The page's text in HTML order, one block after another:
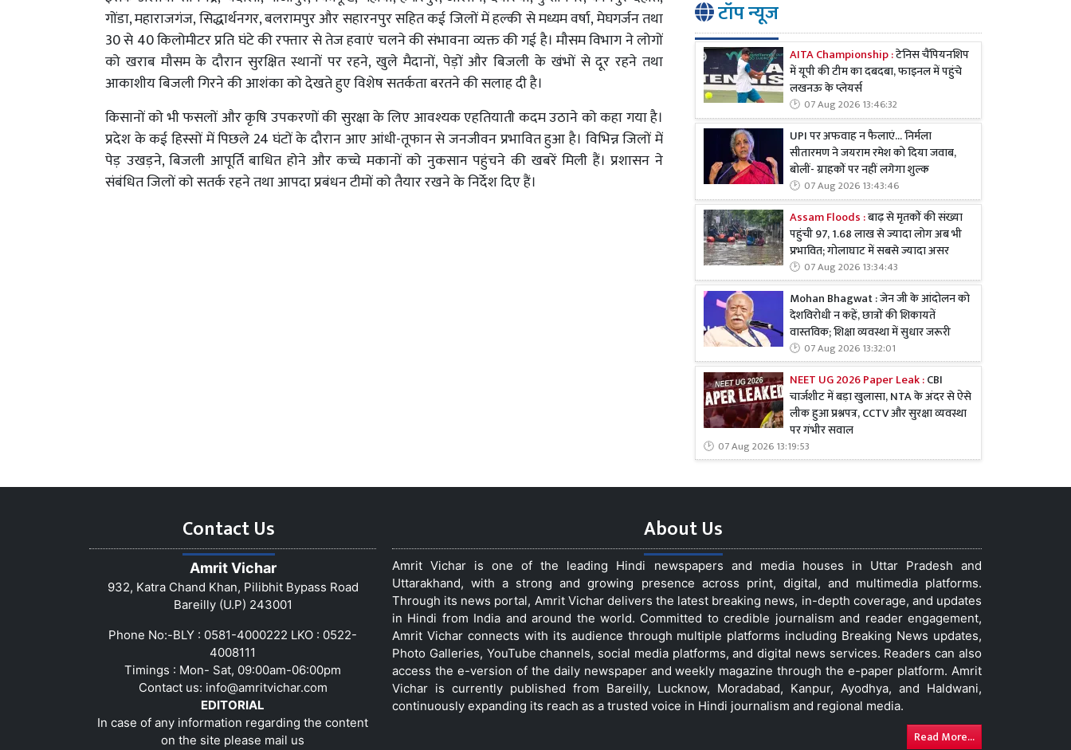
गोंडा, महाराजगंज, सिद्धार्थनगर, बलरामपुर और सहारनपुर सहित कई जिलों में हल्की से मध्यम वर्षा, मेघगर्जन तथा
30 से 40 किलोमीटर प्रति घंटे की रफ्तार से तेज हवाएं चलने की संभावना व्यक्त की गई है। मौसम विभाग ने लोगों
को खराब मौसम के दौरान सुरक्षित स्थानों पर रहने, खुले मैदानों, पेड़ों और बिजली के खंभों से दूर रहने तथा
आकाशीय बिजली गिरने की आशंका को देखते हुए विशेष सतर्कता बरतने की सलाह दी है।
किसानों को भी फसलों और कृषि उपकरणों की सुरक्षा के लिए आवश्यक एहतियाती कदम उठाने को कहा गया है।
प्रदेश के कई हिस्सों में पिछले 24 घंटों के दौरान आए आंधी-तूफान से जनजीवन प्रभावित हुआ है। विभिन्न जिलों में
पेड़ उखड़ने, बिजली आपूर्ति बाधित होने और कच्चे मकानों को नुकसान पहुंचने की खबरें मिली हैं। प्रशासन ने
संबंधित जिलों को सतर्क रहने तथा आपदा प्रबंधन टीमों को तैयार रखने के निर्देश दिए हैं।
टॉप न्यूज
AITA Championship :टेनिस चैंपियनशिप
में यूपी की टीम का दबदबा, फाइनल में पहुंचे
लखनऊ के प्लेयर्स
07 Aug 2026 13:46:32
UPI पर अफवाह न फैलाएं... निर्मला
सीतारमण ने जयराम रमेश को दिया जवाब,
बोलीं- ग्राहकों पर नहीं लगेगा शुल्क
07 Aug 2026 13:43:46
Assam Floods :बाढ़ से मृतकों की संख्या
पहुंची 97, 1.68 लाख से ज्यादा लोग अब भी
प्रभावित; गोलाघाट में सबसे ज्यादा असर
07 Aug 2026 13:34:43
Mohan Bhagwat : जेन जी के आंदोलन को
देशविरोधी न कहें, छात्रों की शिकायतें
वास्तविक; शिक्षा व्यवस्था में सुधार जरूरी
07 Aug 2026 13:32:01
NEET UG 2026 Paper Leak :CBI
चार्जशीट में बड़ा खुलासा, NTA के अंदर से ऐसे
लीक हुआ प्रश्नपत्र, CCTV और सुरक्षा व्यवस्था
पर गंभीर सवाल
07 Aug 2026 13:19:53
Contact Us
Amrit Vichar
932, Katra Chand Khan, Pilibhit Bypass Road
Bareilly (U.P) 243001
Phone No:-BLY : 0581-4000222 LKO : 0522-
4008111
Timings : Mon- Sat, 09:00am-06:00pm
Contact us: info@amritvichar.com
EDITORIAL
In case of any information regarding the content
on the site please mail us
About Us
Amrit Vichar is one of the leading Hindi newspapers and media houses in Uttar Pradesh and
Uttarakhand, with a strong and growing presence across print, digital, and multimedia platforms.
Through its news portal, Amrit Vichar delivers the latest breaking news, in-depth coverage, and updates
in Hindi from India and around the world. Committed to credible journalism and reader engagement,
Amrit Vichar connects with its audience through multiple platforms including Breaking News updates,
Photo Galleries, YouTube channels, social media platforms, and digital news services. Readers can also
access the e-version of the daily newspaper and weekly magazine through the e-paper platform. Amrit
Vichar is currently published from Bareilly, Lucknow, Moradabad, Kanpur, Ayodhya, and Haldwani,
continuously expanding its reach as a trusted voice in Hindi journalism and regional media.
Read More...